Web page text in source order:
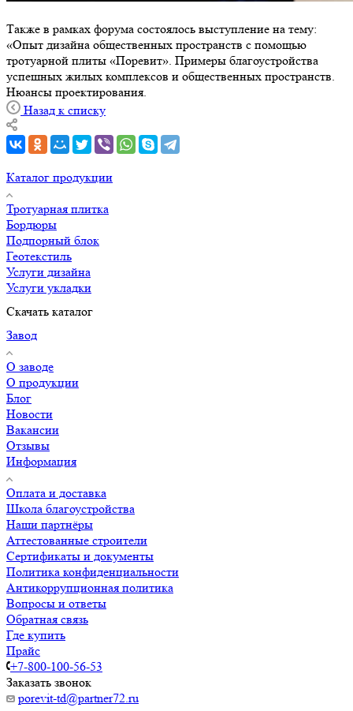
Также в рамках форума состоялось выступление на тему:
«Опыт дизайна общественных пространств с помощью
тротуарной плиты «Поревит». Примеры благоустройства
успешных жилых комплексов и общественных пространств.
Нюансы проектирования.
Назад к списку
Каталог продукции
Тротуарная плитка
Бордюры
Подпорный блок
Геотекстиль
Услуги дизайна
Услуги укладки
Скачать каталог
Завод
О заводе
О продукции
Блог
Новости
Вакансии
Отзывы
Информация
Оплата и доставка
Школа благоустройства
Наши партнёры
Аттестованные строители
Сертификаты и документы
Политика конфиденциальности
Антикоррупционная политика
Вопросы и ответы
Обратная связь
Где купить
Прайс
+7-800-100-56-53
Заказать звонок
porevit-td@partner72.ru